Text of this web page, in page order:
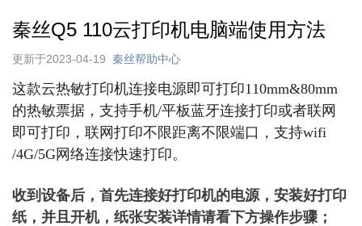
秦丝Q5 110云打印机电脑端使用方法
更新于2023-04-19 秦丝帮助中心
这款云热敏打印机连接电源即可打印110mm&80mm
的热敏票据，支持手机/平板蓝牙连接打印或者联网
即可打印，联网打印不限距离不限端口，支持wifi
/4G/5G网络连接快速打印。
收到设备后，首先连接好打印机的电源，安装好打印
纸，并且开机，纸张安装详情请看下方操作步骤；